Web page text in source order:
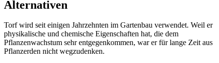
Alternativen
Torf wird seit einigen Jahrzehnten im Gartenbau verwendet. Weil er
physikalische und chemische Eigenschaften hat, die dem
Pflanzenwachstum sehr entgegenkommen, war er für lange Zeit aus
Pflanzerden nicht wegzudenken.